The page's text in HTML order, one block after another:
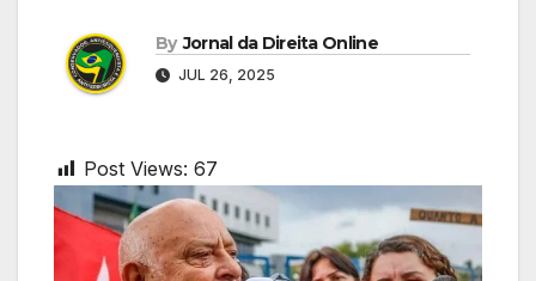
By Jornal da Direita Online
JUL 26, 2025
Post Views: 67